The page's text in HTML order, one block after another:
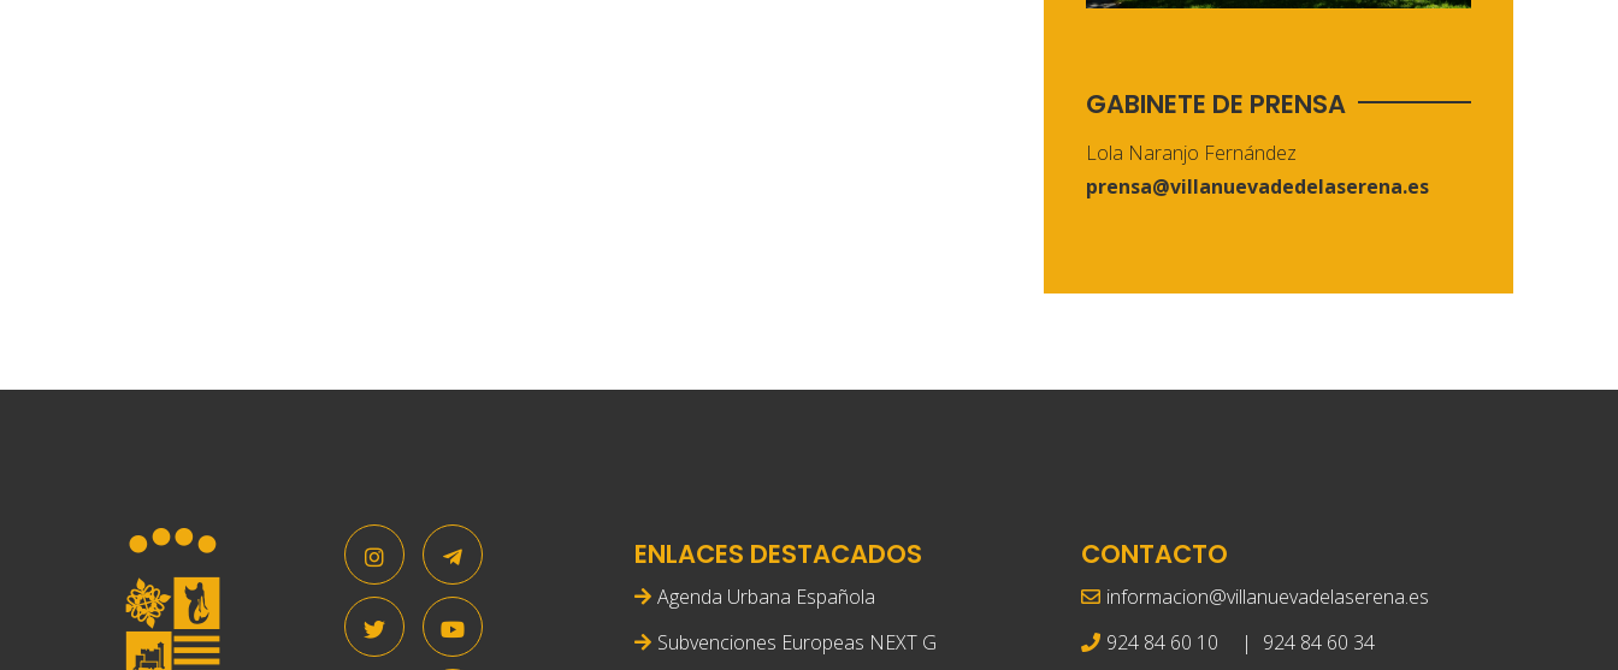
GABINETE DE PRENSA
Lola Naranjo Fernández
prensa@villanuevadedelaserena.es
ENLACES DESTACADOS
Agenda Urbana Española
Subvenciones Europeas NEXT G
CONTACTO
informacion@villanuevadelaserena.es
924 84 60 10
| 924 84 60 34